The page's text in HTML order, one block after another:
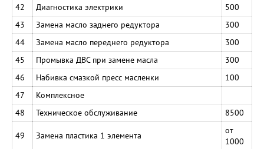
42
Диагностика электрики
500
43
Замена масло заднего редуктора
300
44
Замена масло переднего редуктора
300
45
Промывка ДВС при замене масла
300
46
Набивка смазкой пресс масленки
100
47
Комплексное
48
Техническое обслуживание 8500
49 Замена пластика 1 элемента
от
1000